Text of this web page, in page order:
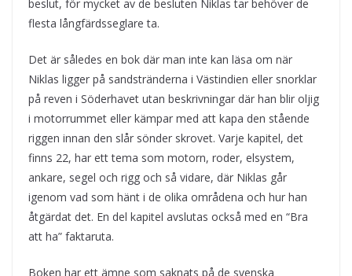
beslut, för mycket av de besluten Niklas tar behöver de
flesta långfärdsseglare ta.
Det är således en bok där man inte kan läsa om när
Niklas ligger på sandstränderna i Västindien eller snorklar
på reven i Söderhavet utan beskrivningar där han blir oljig
i motorrummet eller kämpar med att kapa den stående
riggen innan den slår sönder skrovet. Varje kapitel, det
finns 22, har ett tema som motorn, roder, elsystem,
ankare, segel och rigg och så vidare, där Niklas går
igenom vad som hänt i de olika områdena och hur han
åtgärdat det. En del kapitel avslutas också med en “Bra
att ha” faktaruta.
Boken har ett ämne som saknats på de svenska